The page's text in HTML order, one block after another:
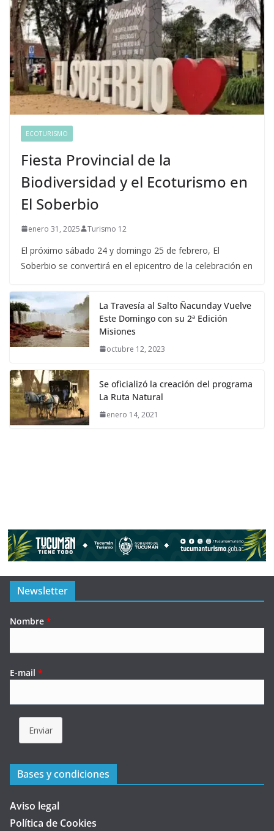
ECOTURISMO
Fiesta Provincial de la
Biodiversidad y el Ecoturismo en
El Soberbio
enero 31, 2025 Turismo 12
El próximo sábado 24 y domingo 25 de febrero, El
Soberbio se convertirá en el epicentro de la celebración en
La Travesía al Salto Ñacunday Vuelve
Este Domingo con su 2ª Edición
Misiones
octubre 12, 2023
Se oficializó la creación del programa
La Ruta Natural
enero 14, 2021
Newsletter
Nombre *
E-mail *
Enviar
Bases y condiciones
Aviso legal
Política de Cookies